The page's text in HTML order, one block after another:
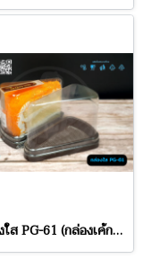
ชุดกล่องใส PG-61 (กล่องเค้กสามเหลี่ยม)